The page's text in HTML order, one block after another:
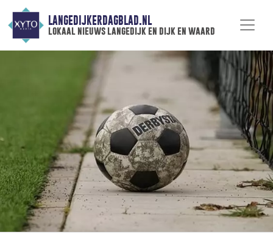
LANGEDIJKERDAGBLAD.NL
lokaal nieuws langedijk en dijk en waard